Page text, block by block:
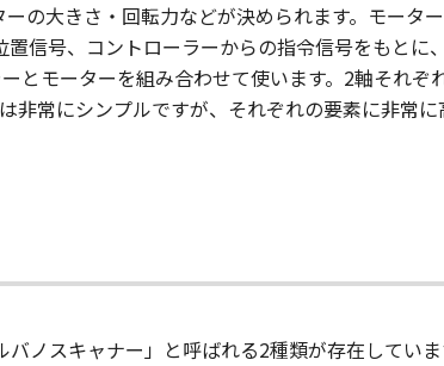
の大きさ・回転力などが決められます。モータ
信号、コントローラーからの指令信号をもとに
とモーターを組み合わせて使います。2軸それぞ
常にシンプルですが、それぞれの要素に非常
ノスキャナー」と呼ばれる2種類が存在していま